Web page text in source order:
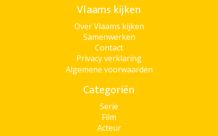
Vlaams kijken
Over Vlaams kijken
Samenwerken
Contact
Privacy verklaring
Algemene voorwaarden
Categoriën
Serie
Film
Acteur